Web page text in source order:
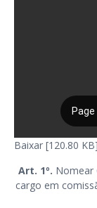
Baixar [120.80 KB]
Art. 1º. Nomear
cargo em